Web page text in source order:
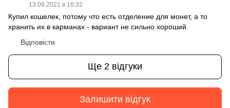
13.09.2021 в 16:32
Купил кошелек, потому что есть отделение для монет, а то
хранить их в карманах - вариант не сильно хороший.
Відповісти
Ще 2 відгуки
Залишити відгук